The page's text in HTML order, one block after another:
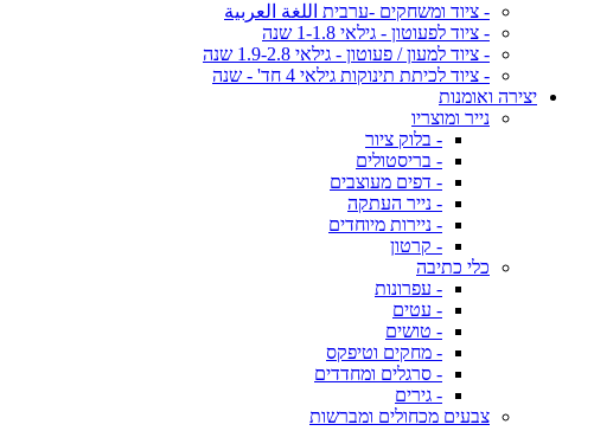
- ציוד ומשחקים -ערבית اللغة العربية
- ציוד לפעוטון - גילאי 1-1.8 שנה
- ציוד למעון / פעוטון - גילאי 1.9-2.8 שנה
- ציוד לכיתת תינוקות גילאי 4 חד' - שנה
יצירה ואומנות
נייר ומוצריו
- בלוק ציור
- בריסטולים
- דפים מעוצבים
- נייר העתקה
- ניירות מיוחדים
- קרטון
כלי כתיבה
- עפרונות
- עטים
- טושים
- מחקים וטיפקס
- סרגלים ומחדדים
- גירים
צבעים מכחולים ומברשות